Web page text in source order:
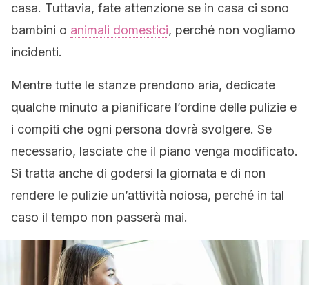
casa. Tuttavia, fate attenzione se in casa ci sono
bambini o animali domestici, perché non vogliamo
incidenti.
Mentre tutte le stanze prendono aria, dedicate
qualche minuto a pianificare l’ordine delle pulizie e
i compiti che ogni persona dovrà svolgere. Se
necessario, lasciate che il piano venga modificato.
Si tratta anche di godersi la giornata e di non
rendere le pulizie un’attività noiosa, perché in tal
caso il tempo non passerà mai.